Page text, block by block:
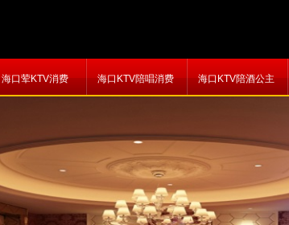
海口荤KTV消费 海口KTV陪唱消费 海口KTV陪酒公主